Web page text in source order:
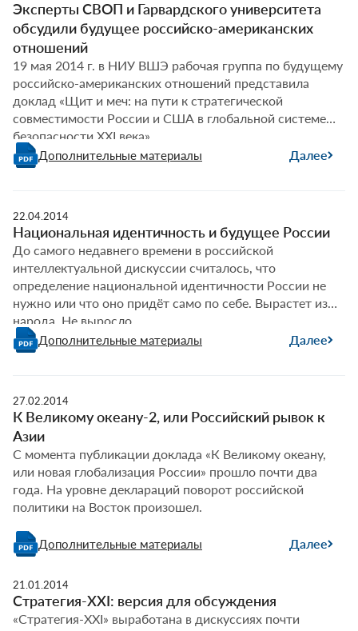
Эксперты СВОП и Гарвардского университета
обсудили будущее российско-американских
отношений
19 мая 2014 г. в НИУ ВШЭ рабочая группа по будущему
российско-американских отношений представила
доклад «Щит и меч: на пути к стратегической
совместимости России и США в глобальной системе
безопасности XXI века».
Дополнительные материалы Далее
22.04.2014
Национальная идентичность и будущее России
До самого недавнего времени в российской
интеллектуальной дискуссии считалось, что
определение национальной идентичности России не
нужно или что оно придёт само по себе. Вырастет из
народа. Не выросло.
Дополнительные материалы Далее
27.02.2014
К Великому океану-2, или Российский рывок к
Азии
С момента публикации доклада «К Великому океану,
или новая глобализация России» прошло почти два
года. На уровне деклараций поворот российской
политики на Восток произошел.
Дополнительные материалы Далее
21.01.2014
Стратегия-XXI: версия для обсуждения
«Стратегия-XXI» выработана в дискуссиях почти